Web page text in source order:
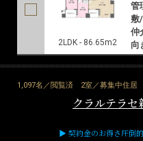
2LDK - 86.65m2
管
敷
仲
向
1,097名／閲覧済 2室／募集中住居
クラルテラセ
▶ 契約金のお得さ圧倒